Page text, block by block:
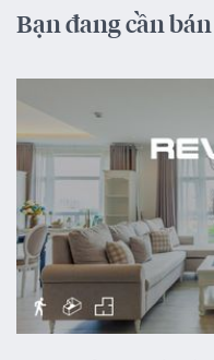
Bạn đang cần